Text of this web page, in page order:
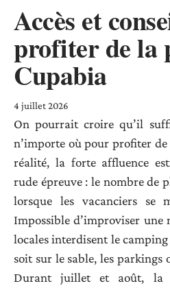
Accès et
profiter de la
Cupabia
4 juillet 2026
On pourrait croire qu’il
n’importe où pour profiter de
réalité, la forte affluence
rude épreuve : le nombre de
lorsque les vacanciers se
Impossible d’improviser une
locales interdisent le
soit sur le sable, les parkings
Durant juillet et août, la